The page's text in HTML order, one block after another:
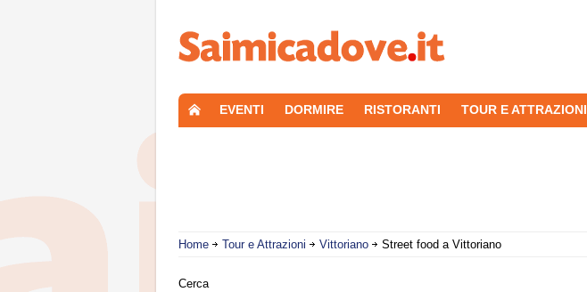
EVENTI DORMIRE RISTORANTI TOUR E ATTRAZIONI
Home Tour e Attrazioni Vittoriano Street food a Vittoriano
Cerca